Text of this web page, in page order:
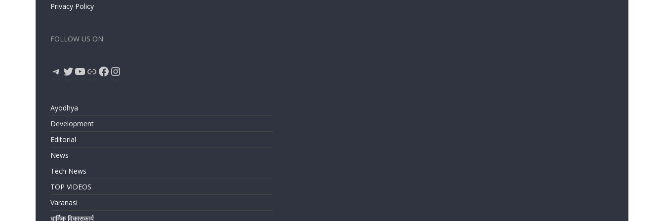
Privacy Policy
FOLLOW US ON
Telegram
Twitter
YouTube
LinkFacebook
Instagram
Ayodhya
Development
Editorial
News
Tech News
TOP VIDEOS
Varanasi
धार्मिक विकासकार्य